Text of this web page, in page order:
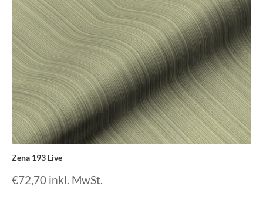
Zena 193 Live
€72,70 inkl. MwSt.